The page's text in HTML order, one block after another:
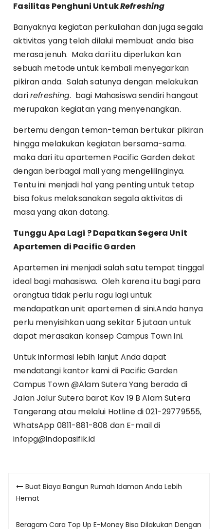
Fasilitas Penghuni UntukRefreshing
Banyaknya kegiatan perkuliahan dan juga segala
aktivitas yang telah dilalui membuat anda bisa
merasa jenuh. Maka dari itu diperlukan kan
sebuah metode untuk kembali menyegarkan
pikiran anda. Salah satunya dengan melakukan
darirefreshing. bagi Mahasiswa sendiri hangout
merupakan kegiatan yang menyenangkan.
bertemu dengan teman-teman bertukar pikiran
hingga melakukan kegiatan bersama-sama.
maka dari itu apartemen Pacific Garden dekat
dengan berbagai mall yang mengelilinginya.
Tentu ini menjadi hal yang penting untuk tetap
bisa fokus melaksanakan segala aktivitas di
masa yang akan datang.
Tunggu Apa Lagi ? Dapatkan Segera Unit
Apartemen di Pacific Garden
Apartemen ini menjadi salah satu tempat tinggal
ideal bagi mahasiswa. Oleh karena itu bagi para
orangtua tidak perlu ragu lagi untuk
mendapatkan unit apartemen di sini.Anda hanya
perlu menyisihkan uang sekitar 5 jutaan untuk
dapat merasakan konsep Campus Town ini.
Untuk informasi lebih lanjut Anda dapat
mendatangi kantor kami di Pacific Garden
Campus Town @Alam Sutera Yang berada di
Jalan Jalur Sutera barat Kav 19 B Alam Sutera
Tangerang atau melalui Hotline di 021-29779555,
WhatsApp 0811-881-808 dan E-mail di
infopg@indopasifik.id
Post
navigation
Buat Biaya Bangun Rumah Idaman Anda Lebih
Hemat
Beragam Cara Top Up E-Money Bisa Dilakukan Dengan